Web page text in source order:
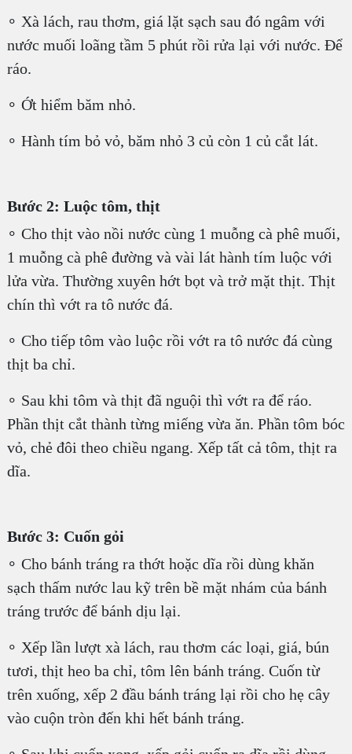
∘ Xà lách, rau thơm, giá lặt sạch sau đó ngâm với
nước muối loãng tầm 5 phút rồi rửa lại với nước. Để
ráo.
∘ Ớt hiểm băm nhỏ.
∘ Hành tím bỏ vỏ, băm nhỏ 3 củ còn 1 củ cắt lát.
Bước 2: Luộc tôm, thịt
∘ Cho thịt vào nồi nước cùng 1 muỗng cà phê muối,
1 muỗng cà phê đường và vài lát hành tím luộc với
lửa vừa. Thường xuyên hớt bọt và trở mặt thịt. Thịt
chín thì vớt ra tô nước đá.
∘ Cho tiếp tôm vào luộc rồi vớt ra tô nước đá cùng
thịt ba chỉ.
∘ Sau khi tôm và thịt đã nguội thì vớt ra để ráo.
Phần thịt cắt thành từng miếng vừa ăn. Phần tôm bóc
vỏ, chẻ đôi theo chiều ngang. Xếp tất cả tôm, thịt ra
dĩa.
Bước 3: Cuốn gỏi
∘ Cho bánh tráng ra thớt hoặc dĩa rồi dùng khăn
sạch thấm nước lau kỹ trên bề mặt nhám của bánh
tráng trước để bánh dịu lại.
∘ Xếp lần lượt xà lách, rau thơm các loại, giá, bún
tươi, thịt heo ba chỉ, tôm lên bánh tráng. Cuốn từ
trên xuống, xếp 2 đầu bánh tráng lại rồi cho hẹ cây
vào cuộn tròn đến khi hết bánh tráng.